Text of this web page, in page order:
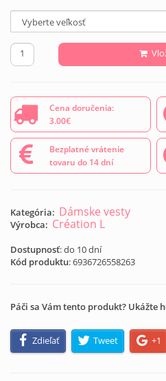
Cena doručenia:
3.00€
Bezplatné vrátenie
tovaru do 14 dní
Kategória: Dámske vesty
Výrobca: Création L
Dostupnosť: do 10 dní
Kód produktu:6936726558263
Páči sa Vám tento produkt? Ukážte
Zdieľať Tweet +1